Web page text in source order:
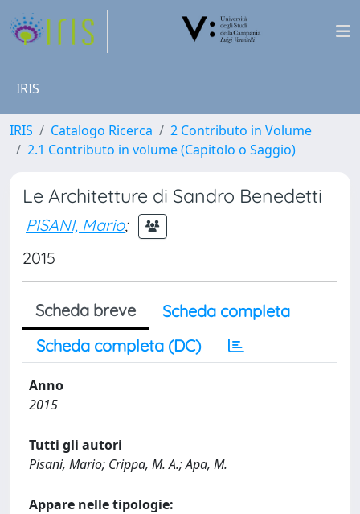
IRIS
IRIS Catalogo Ricerca
2 Contributo in Volume
2.1 Contributo in volume (Capitolo o Saggio)
Le Architetture di Sandro Benedetti
PISANI, Mario;
2015
Scheda breve
Scheda completa
Scheda completa (DC)
Anno
2015
Tutti gli autori
Pisani, Mario; Crippa, M. A.; Apa, M.
Appare nelle tipologie: